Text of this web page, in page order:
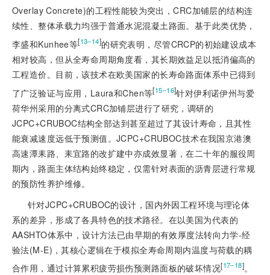
Overlay Concrete)的工程性能较为突出，CRC加铺层的结构连
续性、整体承载力均强于普通水泥混凝土路面。基于此类优势，
李盛和Kunhee等[13‒14]的研究表明，尽管CRCP的初始建设成本
相对较高，但从全寿命周期角度看，其长期效益足以抵消偏高的
工程造价。目前，该技术在欧美国家的长寿命路面体系中已得到
了广泛验证与应用，Laura和Chen等[15‒16]针对伊利诺伊州与爱
荷华州采用的分离式CRC加铺层进行了研究，调研的
JCPC+CRUBOC结构全部达到甚至超过了其设计寿命，且其性
能衰减速度远低于预测值。JCPC+CRUBOC技术在我国京港澳
高速潭耒路、耒宜路的改扩建中亦成效显著，在二十年的服役周
期内，路面主体结构始终稳定，仅需针对表面的沥青层进行常规
的预防性养护维修。
针对JCPC+CRUBOC的设计，国内外因工程环境与理论体
系的差异，形成了各具特色的技术路径。在以美国为代表的
AASHTO体系中，设计方法已由早期的有效厚度法转向力学-经
验法(M-E)，其核心逻辑在于模拟全寿命周期内温度与荷载的耦
合作用，通过计算累积疲劳损伤预测路面板的破坏情况[17‒18]。